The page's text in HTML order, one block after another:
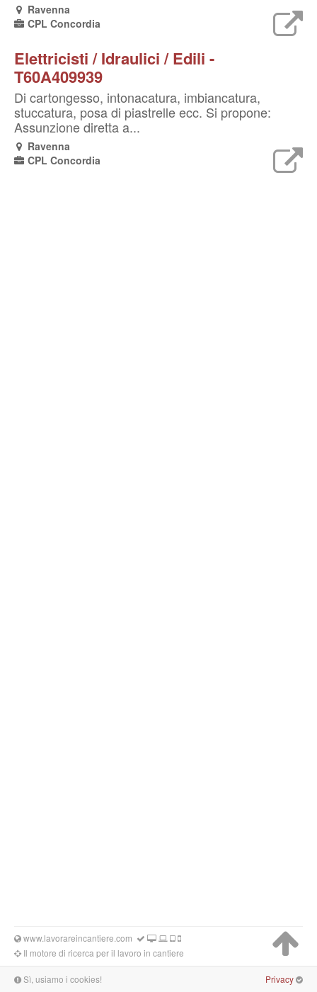
Ravenna
CPL Concordia
Elettricisti / Idraulici / Edili -
T60A409939
Di cartongesso, intonacatura, imbiancatura,
stuccatura, posa di piastrelle ecc. Si propone:
Assunzione diretta a...
Ravenna
CPL Concordia
www.lavorareincantiere.com
Il motore di ricerca per il lavoro in cantiere
Sì, usiamo i cookies! Privacy